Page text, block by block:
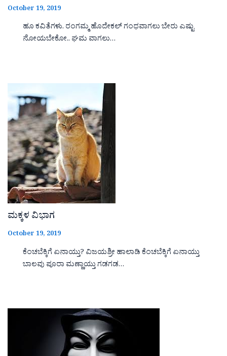
October 19, 2019
ಹೂ ಕವಿತೆಗಳು. ರಂಗಮ್ಮ ಹೊದೇಕಲ್ ಗಂಧವಾಗಲು ಬೇರು ಎಷ್ಟು
ನೋಯಬೇಕೋ.. ಘಮ ವಾಗಲು…
ಮಕ್ಕಳ ವಿಭಾಗ
October 19, 2019
ಕೆಂಚಬೆಕ್ಕಿಗೆ ಏನಾಯ್ತು? ವಿಜಯಶ್ರೀ ಹಾಲಾಡಿ ಕೆಂಚಬೆಕ್ಕಿಗೆ ಏನಾಯ್ತು
ಬಾಲವು ಪೂರಾ ಮಣ್ಣಾಯ್ತು ಗಡಗಡ…